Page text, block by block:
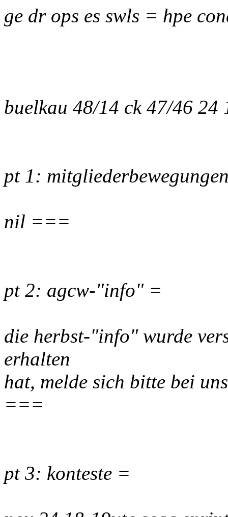
ge dr ops es swls = hpe
buelkau 48/14 ck 47/46 24
pt 1:
nil ===
pt 2: agcw-"info" =
die herbst-"info" wurde
erhalten
hat, melde sich bitte bei
===
pt 3: konteste =